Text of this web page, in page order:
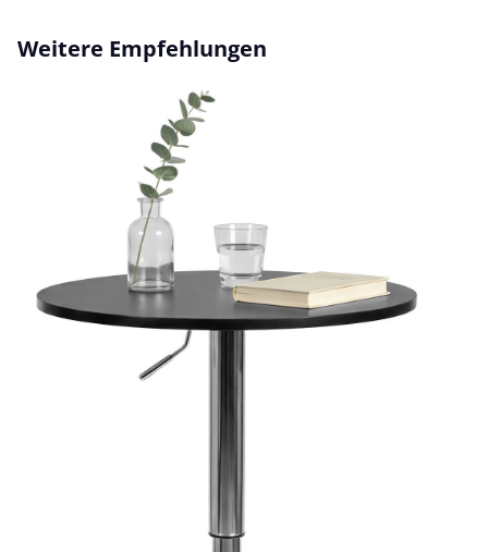
Skip product gallery
Weitere Empfehlungen